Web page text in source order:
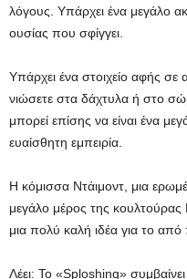
λόγους. Υπάρχει ένα μεγάλο
ουσίας που σφίγγει.
Υπάρχει ένα στοιχείο αφής
νιώσετε στα δάχτυλα ή στο
μπορεί επίσης να είναι ένα
ευαίσθητη εμπειρία.
Η κόμισσα Ντάιμοντ, μια
μεγάλο μέρος της κουλτούρας
μια πολύ καλή ιδέα για το
Λέει: Το «Sploshing»